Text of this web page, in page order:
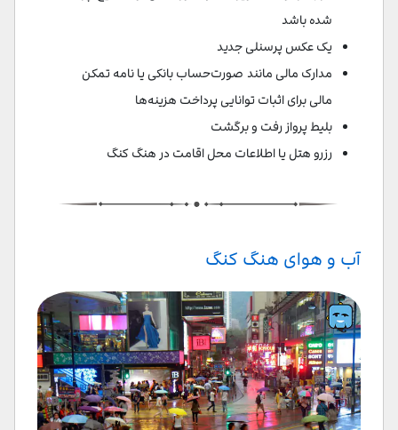
شده باشد
یک عکس پرسنلی جدید
مدارک مالی مانند صورت‌حساب بانکی یا نامه تمکن
مالی برای اثبات توانایی پرداخت هزینه‌ها
بلیط پرواز رفت و برگشت
رزرو هتل یا اطلاعات محل اقامت در هنگ کنگ
آب و هوای هنگ کنگ